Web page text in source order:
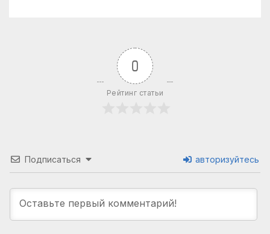
0
Рейтинг статьи
Подписаться авторизуйтесь